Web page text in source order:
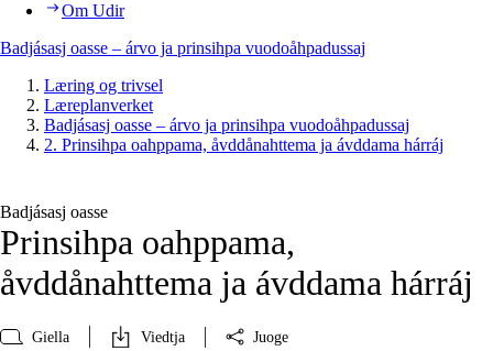
Om Udir
Badjásasj oasse – árvo ja prinsihpa vuodoåhpadussaj
Læring og trivsel
Læreplanverket
Badjásasj oasse – árvo ja prinsihpa vuodoåhpadussaj
2. Prinsihpa oahppama, åvddånahttema ja ávddama hárráj
Badjásasj oasse
Prinsihpa oahppama,
åvddånahttema ja ávddama hárráj
Giella Viedtja Juoge